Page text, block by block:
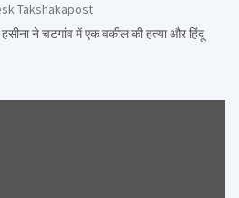
Takshakapost
ने चटगांव में एक वकील की हत्या और हिंदू